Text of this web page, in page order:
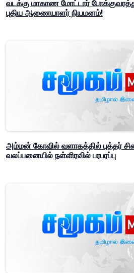
வடக்கு மாகாண மோட்டார்
புதிய ஆணையாளர் நியமனம்!
அம்மன் கோவில் வளாகத்தில் புத்தர்
வலப்பனையில் நள்ளிரவில் பரபரப்பு